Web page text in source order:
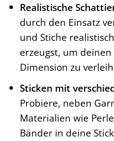
Realistische
durch den Einsatz
und Stiche
erzeugst, um
Dimension zu
Sticken mit
Probiere, neben
Materialien wie
Bänder in deine